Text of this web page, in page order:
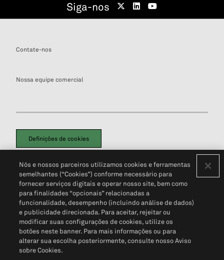
Siga-nos
Contate-nos
Nossa equipe comercial
Definições de cookies
Política de PrivacidadePortal de privacidade do cliente (em inglês)
Não Venda Minhas Informações Pessoais© 2026 S&P Global
Nós e nossos parceiros utilizamos cookies e ferramentas
semelhantes (“Cookies”) conforme necessário para
fornecer serviços digitais e operar nosso site, bem como
para finalidades “opcionais” relacionadas a
funcionalidade, desempenho (incluindo análise de dados)
e publicidade direcionada. Para aceitar, rejeitar ou
modificar suas configurações de cookies, utilize os
botões neste banner. Para mais informações ou para
alterar sua escolha posteriormente, consulte nosso Aviso
sobre Cookies.